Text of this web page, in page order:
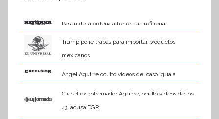
Pasan de la ordeña a tener sus refinerías
Trump pone trabas para importar productos
mexicanos
Ángel Aguirre ocultó videos del caso Iguala
Cae el ex gobernador Aguirre; ocultó videos de los
43, acusa FGR